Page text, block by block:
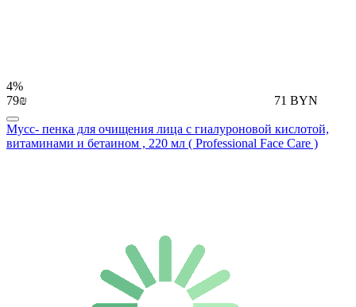
4%
79₪
71 BYN
Мусс- пенка для очищения лица с гиалуроновой кислотой,
витаминами и бетаином , 220 мл ( Professional Face Care )